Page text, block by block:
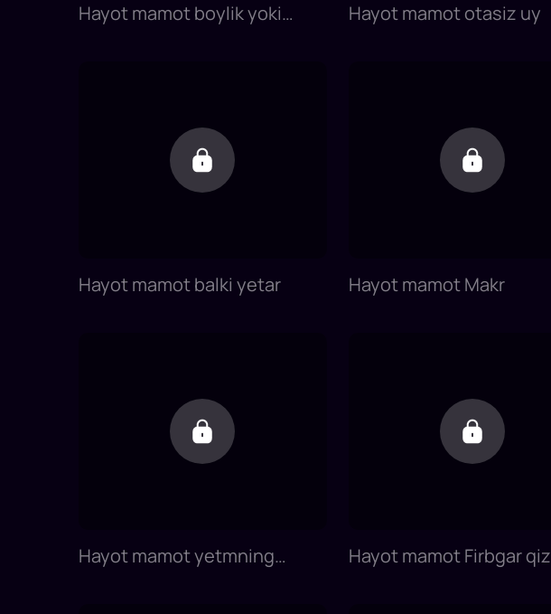
Hayot mamot boylik yoki
Hayot mamot otasiz uy
Hayot mamot balki yetar Hayot mamot Makr
Hayot mamot yetmning
Hayot mamot Firbgar qiz